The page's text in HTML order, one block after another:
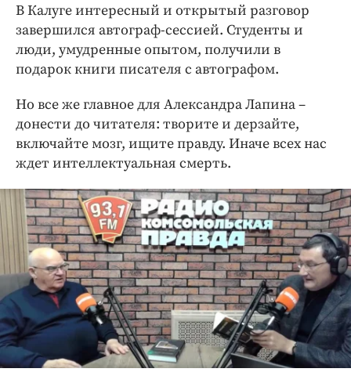
В Калуге интересный и открытый разговор
завершился автограф-сессией. Студенты и
люди, умудренные опытом, получили в
подарок книги писателя с автографом.
Но все же главное для Александра Лапина –
донести до читателя: творите и дерзайте,
включайте мозг, ищите правду. Иначе всех нас
ждет интеллектуальная смерть.